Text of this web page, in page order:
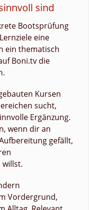
sind
Bootsprüfung
eine
ein thematisch
Boni.tv die
Kursen
sucht,
Ergänzung.
wenn dir an
gefällt,
Vordergrund,